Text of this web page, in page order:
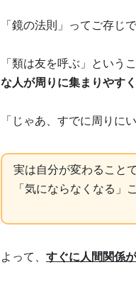
「鏡の法則」ってご存
「類は友を呼ぶ」という
な人が周りに集まりやす
「じゃあ、すでに周りに
実は自分が変わること
「気にならなくなる」
よって、 すぐに人間関係